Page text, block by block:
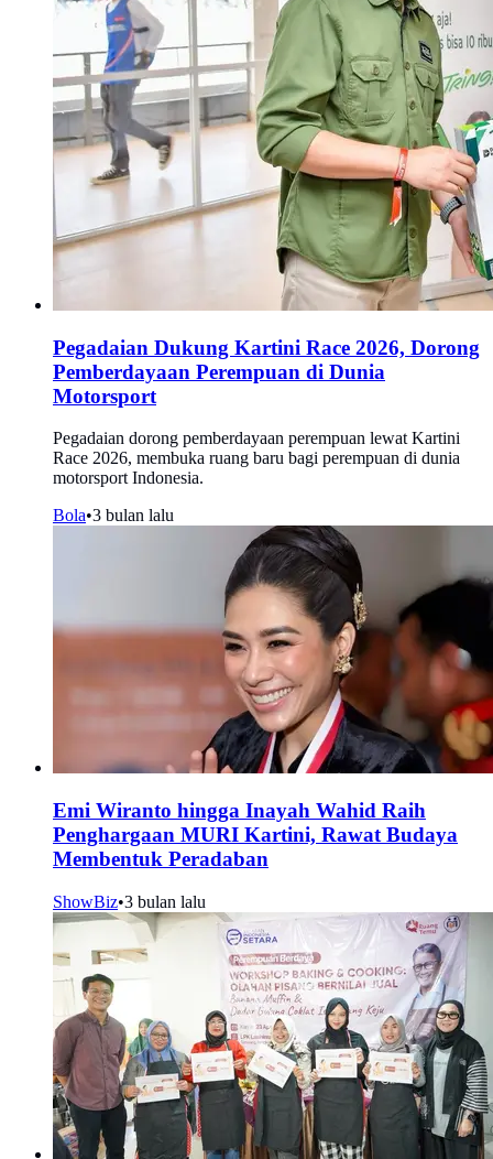
Pegadaian Dukung Kartini Race 2026, Dorong
Pemberdayaan Perempuan di Dunia
Motorsport
Pegadaian dorong pemberdayaan perempuan lewat Kartini
Race 2026, membuka ruang baru bagi perempuan di dunia
motorsport Indonesia.
Bola•3 bulan lalu
Emi Wiranto hingga Inayah Wahid Raih
Penghargaan MURI Kartini, Rawat Budaya
Membentuk Peradaban
ShowBiz•3 bulan lalu